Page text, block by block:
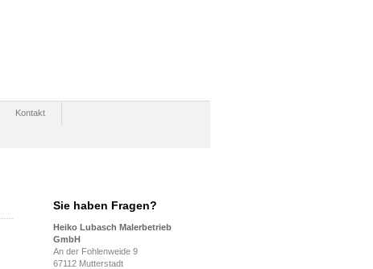
Kontakt
Sie haben Fragen?
Heiko Lubasch Malerbetrieb
GmbH
An der Fohlenweide 9
67112 Mutterstadt